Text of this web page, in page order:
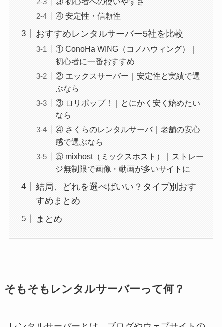
④ 安定性・信頼性
おすすめレンタルサーバー5社を比較
① ConoHa WING（コノハウィング）｜
初心者に一番おすすめ
② エックスサーバー｜安定性と実績で選
ぶなら
③ ロリポップ！｜とにかく安く始めたい
なら
④ さくらのレンタルサーバ｜老舗の安心
感で選ぶなら
⑤ mixhost（ミックスホスト）｜ストレー
ジ無制限で画像・動画が多いサイトに
結局、どれを選べばいい？タイプ別おす
すめまとめ
まとめ
そもそもレンタルサーバーって何？